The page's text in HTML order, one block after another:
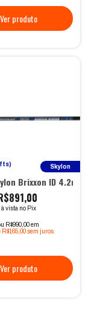
Skylon
Brixxon ID 4.2mm -
à vista no Pix
R$990,00 em
R$165,00 sem juros